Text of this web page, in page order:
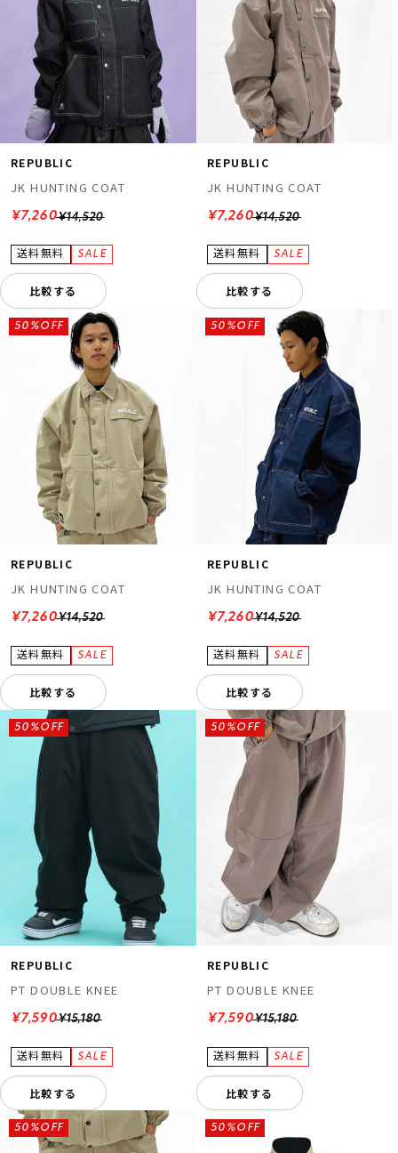
REPUBLIC
JK HUNTING COAT
¥14,520
¥7,260
比較する
REPUBLIC
JK HUNTING COAT
¥14,520
¥7,260
比較する
REPUBLIC
JK HUNTING COAT
¥14,520
50%OFF
¥7,260
比較する
REPUBLIC
JK HUNTING COAT
¥14,520
50%OFF
¥7,260
比較する
REPUBLIC
PT DOUBLE KNEE
¥15,180
50%OFF
¥7,590
比較する
REPUBLIC
PT DOUBLE KNEE
¥15,180
50%OFF
¥7,590
比較する
50%OFF 50%OFF